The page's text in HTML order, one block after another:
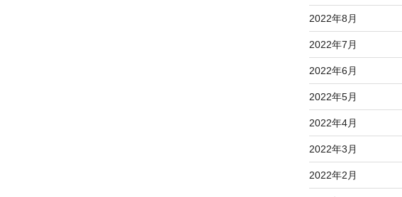
2022年8月
2022年7月
2022年6月
2022年5月
2022年4月
2022年3月
2022年2月